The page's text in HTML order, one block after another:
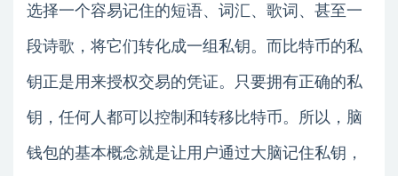
选择一个容易记住的短语、词汇、歌词、甚至一
段诗歌，将它们转化成一组私钥。而比特币的私
钥正是用来授权交易的凭证。只要拥有正确的私
钥，任何人都可以控制和转移比特币。所以，脑
钱包的基本概念就是让用户通过大脑记住私钥，